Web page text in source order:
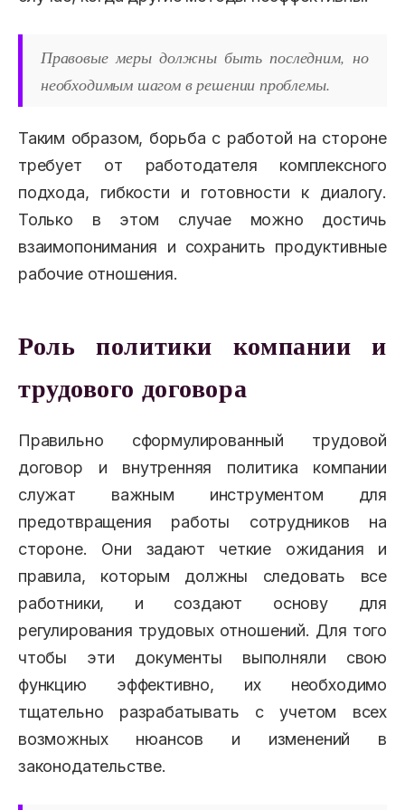
Правовые меры должны быть последним, но
необходимым шагом в решении проблемы.
Таким образом, борьба с работой на стороне
требует от работодателя комплексного
подхода, гибкости и готовности к диалогу.
Только в этом случае можно достичь
взаимопонимания и сохранить продуктивные
рабочие отношения.
Роль политики компании и
трудового договора
Правильно сформулированный трудовой
договор и внутренняя политика компании
служат важным инструментом для
предотвращения работы сотрудников на
стороне. Они задают четкие ожидания и
правила, которым должны следовать все
работники, и создают основу для
регулирования трудовых отношений. Для того
чтобы эти документы выполняли свою
функцию эффективно, их необходимо
тщательно разрабатывать с учетом всех
возможных нюансов и изменений в
законодательстве.